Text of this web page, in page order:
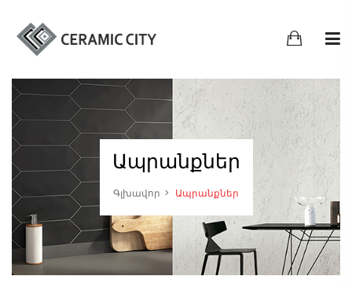
Ապրանքներ
Գլխավոր Ապրանքներ